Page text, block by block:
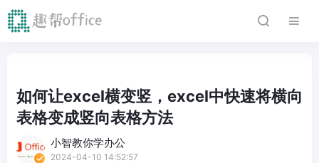
如何让excel横变竖，excel中快速将横向
表格变成竖向表格方法
小智教你学办公
2024-04-10 14:52:57